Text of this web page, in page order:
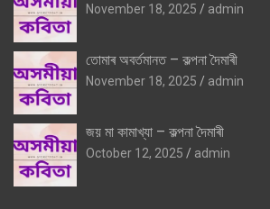
November 18, 2025 admin
তোমাৰ অবৰ্তমানত – কল্পনা দৈমাৰী
November 18, 2025 admin
জয় মা কামাখ্যা – কল্পনা দৈমাৰী
October 12, 2025 admin